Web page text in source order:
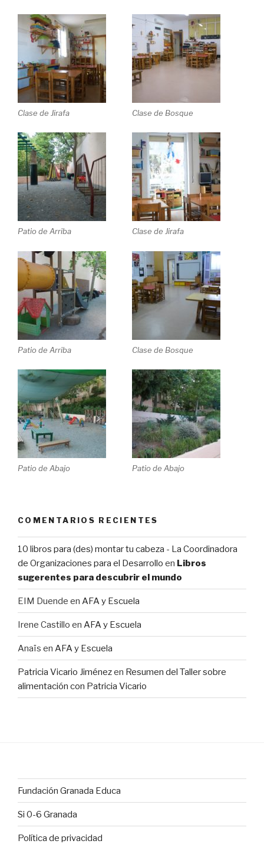
Clase de Jirafa Clase de Bosque
Patio de Arriba Clase de Jirafa
Patio de Arriba Clase de Bosque
Patio de Abajo Patio de Abajo
COMENTARIOS RECIENTES
10 libros para (des) montar tu cabeza - La Coordinadora
de Organizaciones para el Desarrollo en Libros
sugerentes para descubrir el mundo
EIM Duende en AFA y Escuela
Irene Castillo en AFA y Escuela
Anaïs en AFA y Escuela
Patricia Vicario Jiménezen Resumen del Taller sobre
alimentación con Patricia Vicario
Fundación Granada Educa
Si 0-6 Granada
Política de privacidad